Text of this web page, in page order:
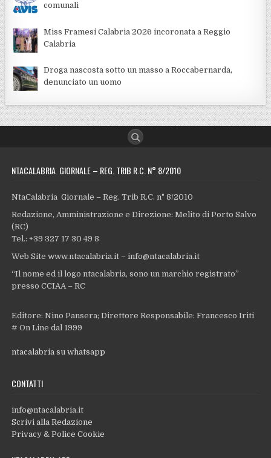
comunali
Miss Framesi Calabria 2026 incoronata a Reggio
Calabria
Droga nascosta sotto un masso a Roccabernarda,
denunciato un uomo
NTACALABRIA GIORNALE – REG. TRIB R.C. N° 8/2010
NtaCalabria Giornale – Reg. Trib R.C. n° 8/2010
Redazione, Amministrazione e Direzione: Melito di Porto Salvo
(RC)
Tel.: +39 327 17 30 49 8
Web Site www.ntacalabria.it – info@ntacalabria.it
“Il nome ed il logo ntacalabria, sono un marchio registrato”
presso CCIAA – RC
Editore: Nino Pansera; Direttore Responsabile: Francesco Iriti
# On Line dal 1999
ntacalabria su whatsapp
CONTATTI
info@ntacalabria.it
Scrivi alla Redazione
Privacy & Police Cookie